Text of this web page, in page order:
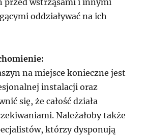
przed wstrząsami i innymi
oddziaływać na ich
na miejsce konieczne jest
instalacji oraz
się, że całość działa
Należałoby także
którzy dysponują